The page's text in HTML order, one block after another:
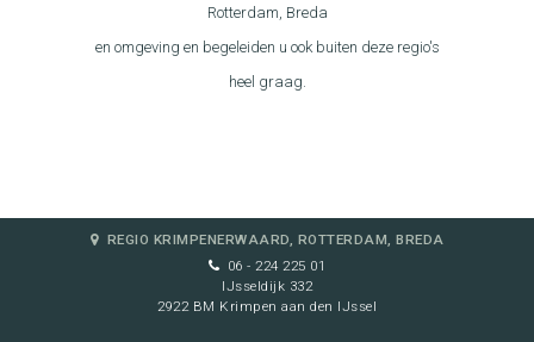
Rotterdam, Breda
en omgeving en begeleiden u ook buiten deze regio's
heel graag.
REGIO KRIMPENERWAARD, ROTTERDAM, BREDA
06 - 224 225 01
IJsseldijk 332
2922 BM Krimpen aan den IJssel